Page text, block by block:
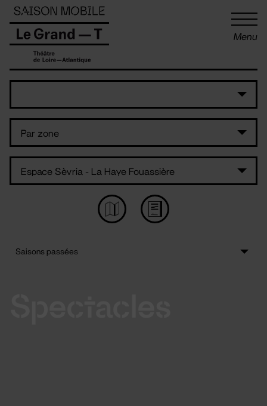
Menu
Panneau de gestion des cookies